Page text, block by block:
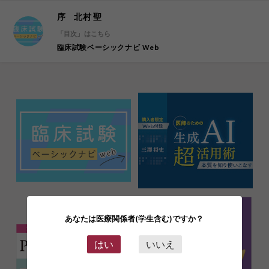
序 北村 聖
「目次」はこちら
臨床試験ベーシックナビ Web
あなたは医療関係者(学生含む)ですか？
はい いいえ